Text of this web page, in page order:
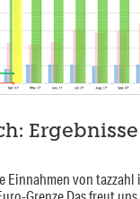
Einnahmen von